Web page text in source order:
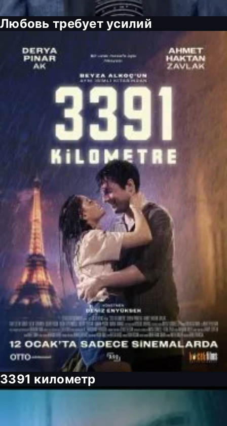
Любовь требует усилий
3391 километр